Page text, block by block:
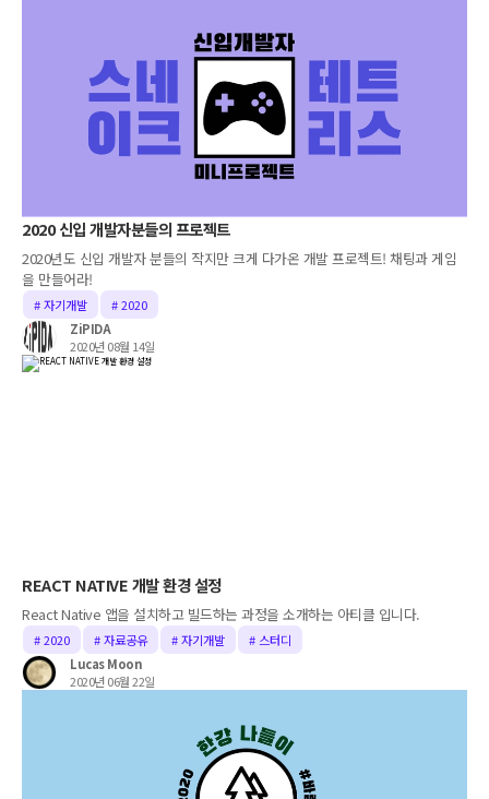
2020 신입 개발자분들의 프로젝트
2020년도 신입 개발자 분들의 작지만 크게 다가온 개발 프로젝트! 채팅과 게임
을 만들어라!
# 자기개발
# 2020
ZiPIDA
2020년 08월 14일
REACT NATIVE 개발 환경 설정
React Native 앱을 설치하고 빌드하는 과정을 소개하는 아티클 입니다.
# 2020 # 자료공유 # 자기개발
# 스터디
Lucas Moon
2020년 06월 22일